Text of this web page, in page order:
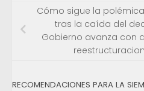
Cómo sigue la
tras la caída del
Gobierno avanza con
RECOMENDACIONES PARA LA